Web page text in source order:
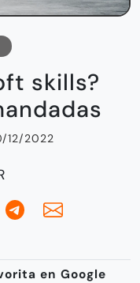
skills?
12/2022
en Google